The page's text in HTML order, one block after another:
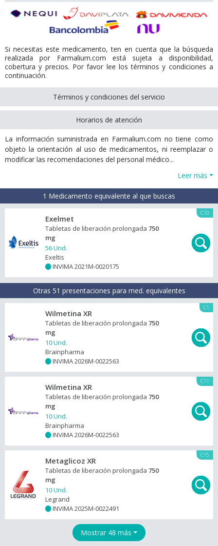
Si necesitas este medicamento, ten en cuenta que la búsqueda
realizada por Farmalium.com está sujeta a disponibilidad,
cobertura y precios. Por favor lee los términos y condiciones a
continuación.
Términos y condiciones del servicio
Horarios de atención
La información suministrada en Farmalium.com no tiene como
objeto la orientación al uso de medicamentos, ni reemplazar o
modificar las recomendaciones del personal médico...
Leer más
1 Medicamento equivalente al que buscas
C10
Exelmet
Tabletas de liberación prolongada 750
mg
56 Und.
Exeltis
INVIMA 2021M-0020175
Otras 51 presentaciones para med. equivalentes
C1
Wilmetina XR
Tabletas de liberación prolongada 750
mg
10 Und.
Brainpharma
INVIMA 2026M-0022563
C11
Wilmetina XR
Tabletas de liberación prolongada 750
mg
10 Und.
Brainpharma
INVIMA 2026M-0022563
C15
Metaglicoz XR
Tabletas de liberación prolongada 750
mg
10 Und.
Legrand
INVIMA 2025M-0022491
Mostrar 48 más